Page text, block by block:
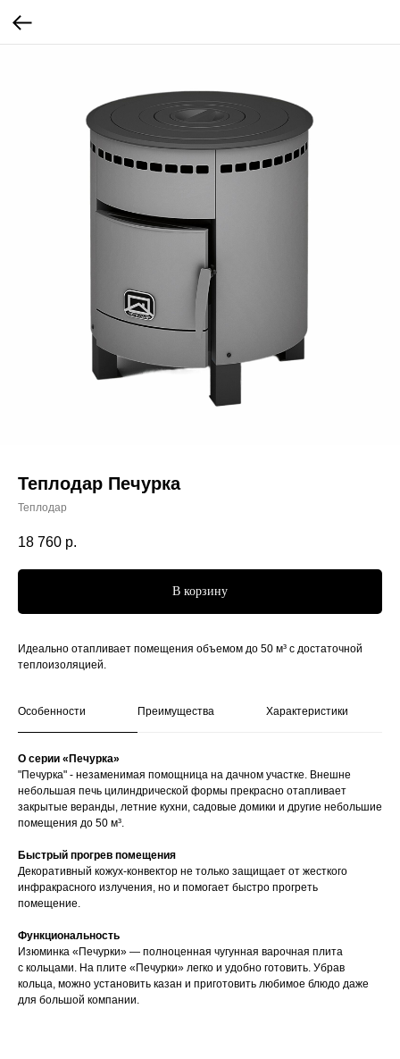
Теплодар Печурка
Теплодар
18 760 р.
В корзину
Идеально отапливает помещения объемом до 50 м³ с достаточной
теплоизоляцией.
Особенности Преимущества Характеристики
О серии «Печурка»
"Печурка" - незаменимая помощница на дачном участке. Внешне
небольшая печь цилиндрической формы прекрасно отапливает
закрытые веранды, летние кухни, садовые домики и другие небольшие
помещения до 50 м³.
Быстрый прогрев помещения
Декоративный кожух-конвектор не только защищает от жесткого
инфракрасного излучения, но и помогает быстро прогреть
помещение.
Функциональность
Изюминка «Печурки» — полноценная чугунная варочная плита
с кольцами. На плите «Печурки» легко и удобно готовить. Убрав
кольца, можно установить казан и приготовить любимое блюдо даже
для большой компании.